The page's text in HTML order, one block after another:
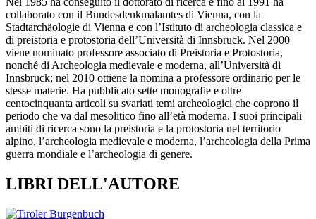
collaborato con il Bundesdenkmalamtes di Vienna, con la
Stadtarchäologie di Vienna e con l’Istituto di archeologia classica e
di preistoria e protostoria dell’Università di Innsbruck. Nel 2000
viene nominato professore associato di Preistoria e Protostoria,
nonché di Archeologia medievale e moderna, all’Università di
Innsbruck; nel 2010 ottiene la nomina a professore ordinario per le
stesse materie. Ha pubblicato sette monografie e oltre
centocinquanta articoli su svariati temi archeologici che coprono il
periodo che va dal mesolitico fino all’età moderna. I suoi principali
ambiti di ricerca sono la preistoria e la protostoria nel territorio
alpino, l’archeologia medievale e moderna, l’archeologia della Prima
guerra mondiale e l’archeologia di genere.
LIBRI DELL'AUTORE